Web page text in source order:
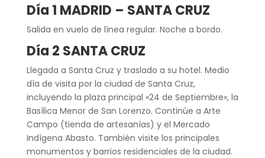
Día 1 MADRID – SANTA CRUZ
Salida en vuelo de línea regular. Noche a bordo.
Día 2 SANTA CRUZ
Llegada a Santa Cruz y traslado a su hotel. Medio
día de visita por la ciudad de Santa Cruz,
incluyendo la plaza principal «24 de Septiembre», la
Basílica Menor de San Lorenzo. Continúe a Arte
Campo (tienda de artesanías) y el Mercado
Indígena Abasto. También visite los principales
monumentos y barrios residenciales de la ciudad.